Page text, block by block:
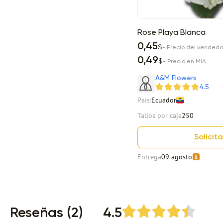
Rose Playa Blanca
0,45$- Precio del
0,49$- Precio en MIA
A&M Flowers
4.5
País:Ecuador
Tallos por caja250
Entrega09 agosto
Reseñas (2) 4.5